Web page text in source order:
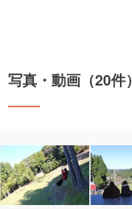
写真・動画（20件）